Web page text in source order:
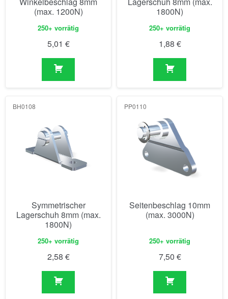
(max. 1200N)
250+ vorrätig
5,01 €
1800N)
250+ vorrätig
1,88 €
BH0108
Symmetrischer
Lagerschuh 8mm (max.
1800N)
250+ vorrätig
2,58 €
PP0110
Seitenbeschlag 10mm
(max. 3000N)
250+ vorrätig
7,50 €